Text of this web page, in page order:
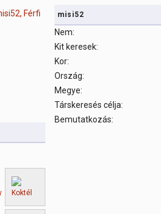
misi52
Nem:
Kit keresek:
Kor:
Ország:
Megye:
Társkeresés célja:
Bemutatkozás: